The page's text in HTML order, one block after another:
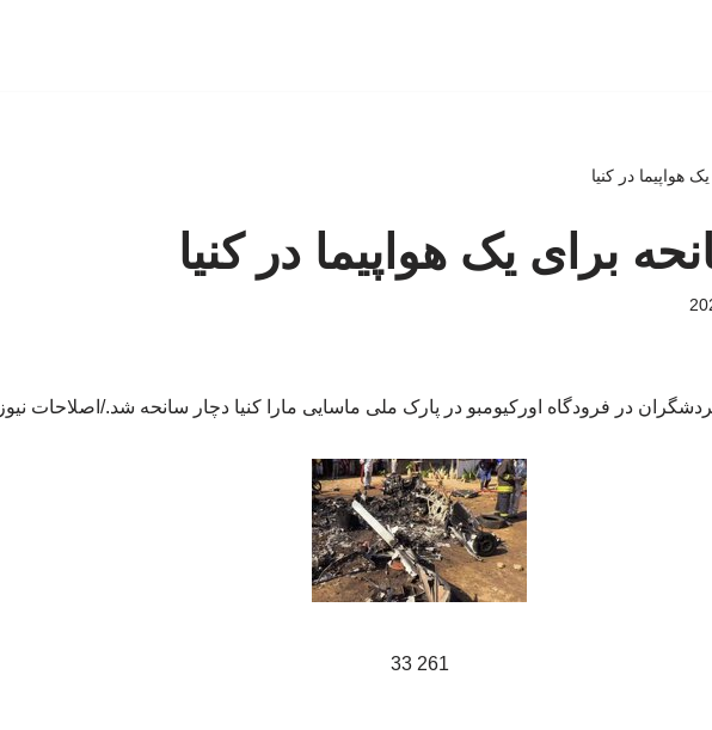
هواپیما در کنیا
برای یک هواپیما در کنیا
در فرودگاه اورکیومبو در پارک ملی ماسایی مارا کنیا دچار سانحه شد./اصلاحات نیوز
261 33